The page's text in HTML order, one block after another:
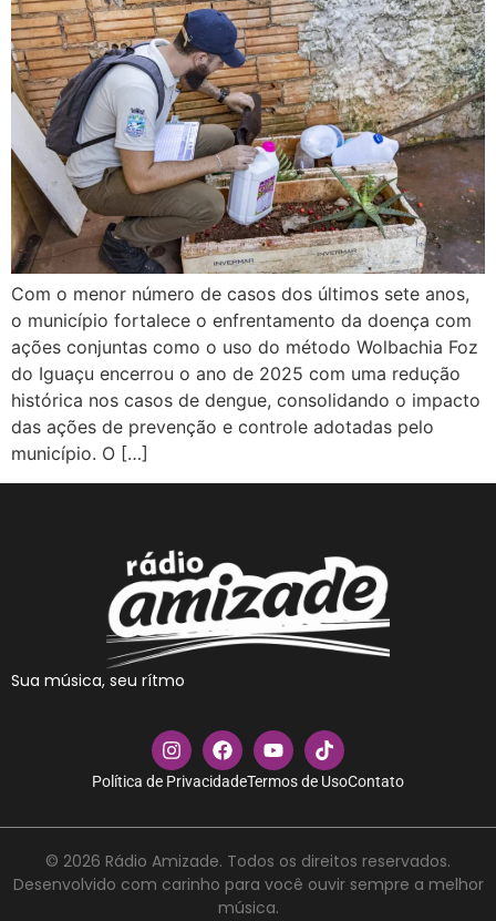
Com o menor número de casos dos últimos sete anos,
o município fortalece o enfrentamento da doença com
ações conjuntas como o uso do método Wolbachia Foz
do Iguaçu encerrou o ano de 2025 com uma redução
histórica nos casos de dengue, consolidando o impacto
das ações de prevenção e controle adotadas pelo
município. O […]
Sua música, seu rítmo
Política de PrivacidadeTermos de UsoContato
© 2026 Rádio Amizade. Todos os direitos reservados.
Desenvolvido com carinho para você ouvir sempre a melhor
música.